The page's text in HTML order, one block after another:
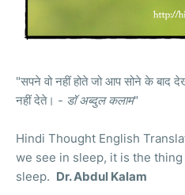
"सपने वो नहीं होते जो आप सोने के बाद
नहीं देते। - डॉ अब्दुल कलाम"
Hindi Thought English
we see in sleep, it is the
sleep. Dr. Abdul Kalam